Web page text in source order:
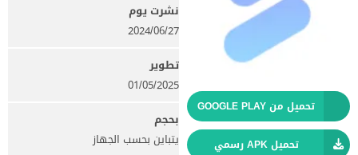
تحميل من GOOGLE PLAY
تحميل APK رسمي
نشرت يوم
27‏/06‏/2024
تطوير
01/05/2025
بحجم
يتباين بحسب الجهاز